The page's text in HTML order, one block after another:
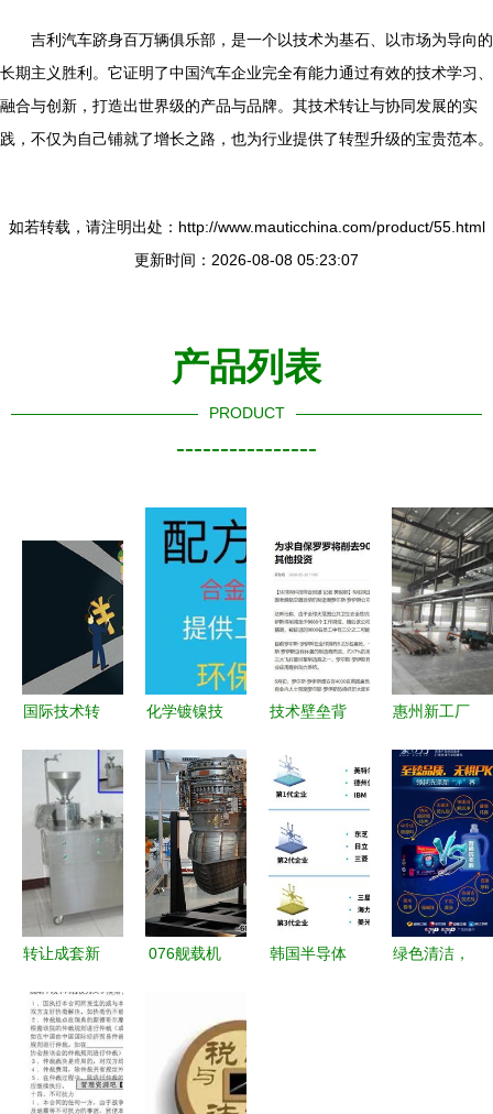
吉利汽车跻身百万辆俱乐部，是一个以技术为基石、以市场为导向的
长期主义胜利。它证明了中国汽车企业完全有能力通过有效的技术学习、
融合与创新，打造出世界级的产品与品牌。其技术转让与协同发展的实
践，不仅为自己铺就了增长之路，也为行业提供了转型升级的宝贵范本。
如若转载，请注明出处：http://www.mauticchina.com/product/55.html
更新时间：2026-08-08 05:23:07
产品列表
PRODUCT
----------------
国际技术转
府管制的双
重博弈
化学镀镍技
从H00501
添加剂、浓
缩液到合金
催化与配方
转让
技术壁垒背
一家企业的
坚持与代价
惠州新工厂
开发 优选
公司指南
转让成套新
及技术 开
启健康食品
创业新篇章
076舰载机
降，聚焦短
距起降够
用，太行技
韩国半导体
绿色清洁，